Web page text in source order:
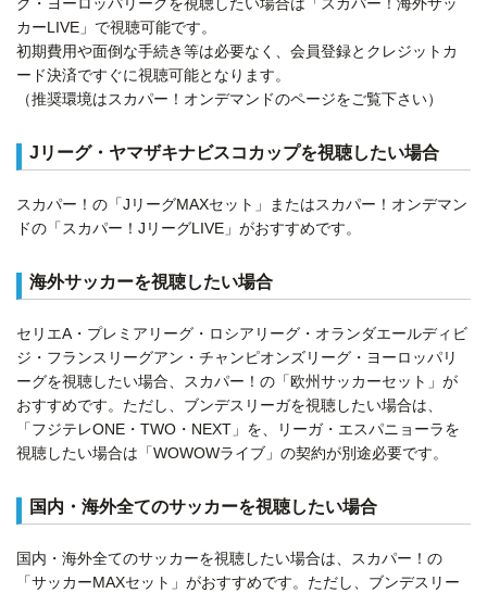
グ・ヨーロッパリーグを視聴したい場合は「スカパー！海外サッ
カーLIVE」で視聴可能です。
初期費用や面倒な手続き等は必要なく、会員登録とクレジットカ
ード決済ですぐに視聴可能となります。
（推奨環境はスカパー！オンデマンドのページをご覧下さい）
Jリーグ・ヤマザキナビスコカップを視聴したい場合
スカパー！の「JリーグMAXセット」またはスカパー！オンデマン
ドの「スカパー！JリーグLIVE」がおすすめです。
海外サッカーを視聴したい場合
セリエA・プレミアリーグ・ロシアリーグ・オランダエールディビ
ジ・フランスリーグアン・チャンピオンズリーグ・ヨーロッパリ
ーグを視聴したい場合、スカパー！の「欧州サッカーセット」が
おすすめです。ただし、ブンデスリーガを視聴したい場合は、
「フジテレONE・TWO・NEXT」を、リーガ・エスパニョーラを
視聴したい場合は「WOWOWライブ」の契約が別途必要です。
国内・海外全てのサッカーを視聴したい場合
国内・海外全てのサッカーを視聴したい場合は、スカパー！の
「サッカーMAXセット」がおすすめです。ただし、ブンデスリー